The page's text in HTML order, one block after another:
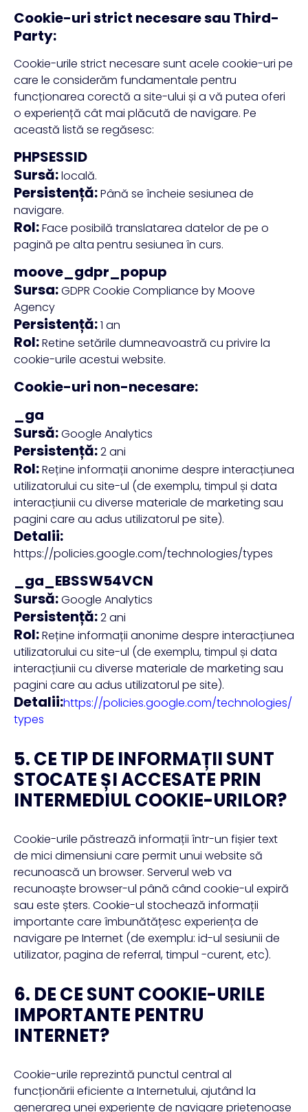
Cookie-uri strict necesare sau Third-
Party:
Cookie-urile strict necesare sunt acele cookie-uri pe
care le considerăm fundamentale pentru
funcționarea corectă a site-ului și a vă putea oferi
o experiență cât mai plăcută de navigare. Pe
această listă se regăsesc:
PHPSESSID
Sursă:locală.
Persistență:Până se încheie sesiunea de
navigare.
Rol:Face posibilă translatarea datelor de pe o
pagină pe alta pentru sesiunea în curs.
moove_gdpr_popup
Sursa:GDPR Cookie Compliance by Moove
Agency
Persistență:1 an
Rol:Retine setările dumneavoastră cu privire la
cookie-urile acestui website.
Cookie-uri non-necesare:
_ga
Sursă:Google Analytics
Persistență:2 ani
Rol:Reține informații anonime despre interacțiunea
utilizatorului cu site-ul (de exemplu, timpul și data
interacțiunii cu diverse materiale de marketing sau
pagini care au adus utilizatorul pe site).
Detalii:
https://policies.google.com/technologies/types
_ga_EBSSW54VCN
Sursă:Google Analytics
Persistență:2 ani
Rol:Reține informații anonime despre interacțiunea
utilizatorului cu site-ul (de exemplu, timpul și data
interacțiunii cu diverse materiale de marketing sau
pagini care au adus utilizatorul pe site).
Detalii:https://policies.google.com/technologies/
types
5. CE TIP DE INFORMAȚII SUNT
STOCATE ȘI ACCESATE PRIN
INTERMEDIUL COOKIE-URILOR?
Cookie-urile păstrează informații într-un fișier text
de mici dimensiuni care permit unui website să
recunoască un browser. Serverul web va
recunoaște browser-ul până când cookie-ul expiră
sau este șters. Cookie-ul stochează informații
importante care îmbunătățesc experiența de
navigare pe Internet (de exemplu: id-ul sesiunii de
utilizator, pagina de referral, timpul -curent, etc).
6. DE CE SUNT COOKIE-URILE
IMPORTANTE PENTRU
INTERNET?
Cookie-urile reprezintă punctul central al
funcționării eficiente a Internetului, ajutând la
generarea unei experiențe de navigare prietenoase